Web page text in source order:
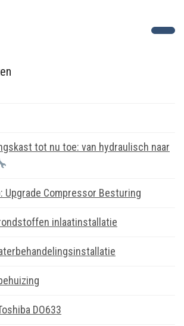
tot nu toe: van hydraulisch naar
Upgrade Compressor Besturing
inlaatinstallatie
DO633